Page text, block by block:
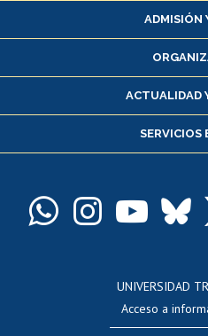
Matrícula
Inscripción y
Consulta y
Servicio
Pago de arancel y
ADMISIÓN
ACTUALIDAD
SERVICIOS
UNIVERSIDAD
Acceso a